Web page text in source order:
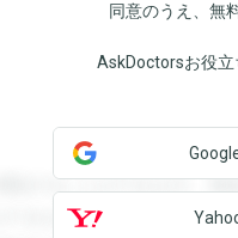
同意のうえ、無
AskDoctorsお役
覧することができます。
できます。登録すると回